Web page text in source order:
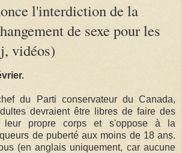
l'interdiction de la
de sexe pour les
vidéos)
du Parti conservateur du Canada,
devraient être libres de faire des
leur propre corps et s'oppose à la
de puberté aux moins de 18 ans.
(en anglais uniquement, car aucune